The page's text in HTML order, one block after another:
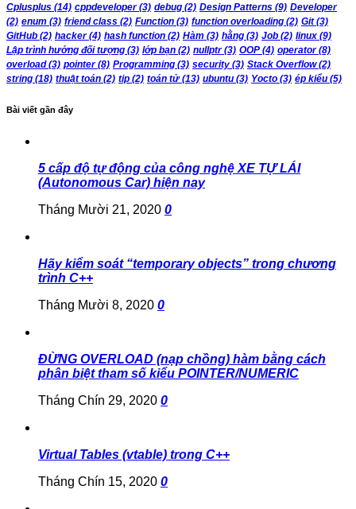
Cplusplus (14) cppdeveloper(3) debug (2) Design Patterns (9) Developer
(2) enum (3) friend class (2) Function (3) function overloading (2) Git(3)
GitHub (2) hacker(4) hash function (2) Hàm (3) hằng (3) Job (2) linux (9)
Lập trình hướng đối tượng (3) lớp bạn (2) nullptr(3) OOP (4) operator(8)
overload(3) pointer(8) Programming (3) security (3) Stack Overflow(2)
string (18) thuật toán (2) tip (2) toán tử(13) ubuntu (3) Yocto (3) ép kiểu (5)
Bài viết gần đây
5 cấp độ tự động của công nghệ XE TỰ LÁI
(Autonomous Car) hiện nay
Tháng Mười 21, 2020 0
Hãy kiểm soát “temporary objects” trong chương
trình C++
Tháng Mười 8, 2020 0
ĐỪNG OVERLOAD (nạp chồng) hàm bằng cách
phân biệt tham số kiểu POINTER/NUMERIC
Tháng Chín 29, 2020 0
Virtual Tables (vtable) trong C++
Tháng Chín 15, 2020 0